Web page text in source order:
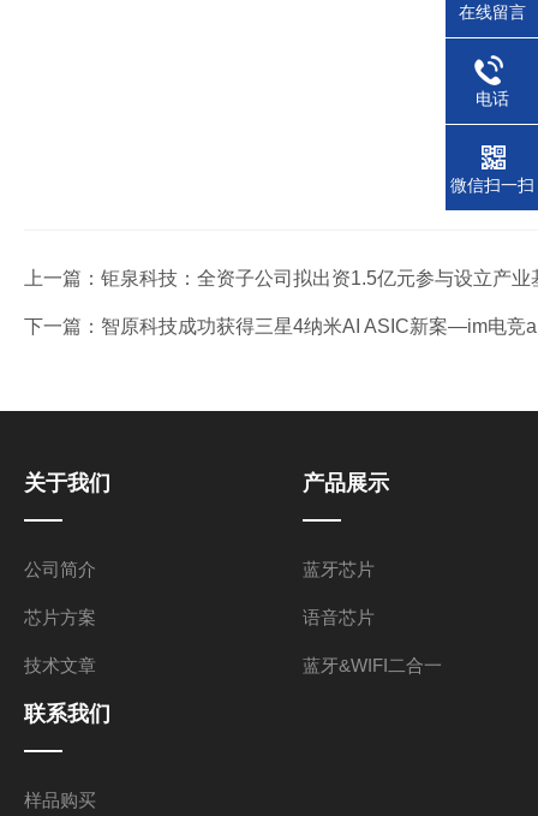
上一篇： 钜泉科技：全资子公司拟出资1.5亿元参与设立产
下一篇： 智原科技成功获得三星4纳米AI ASIC新案—im电竞
关于我们
公司简介
芯片方案
技术文章
产品展示
蓝牙芯片
语音芯片
蓝牙&WIFI二合一
联系我们
样品购买
在线留言
电话
微信扫一扫